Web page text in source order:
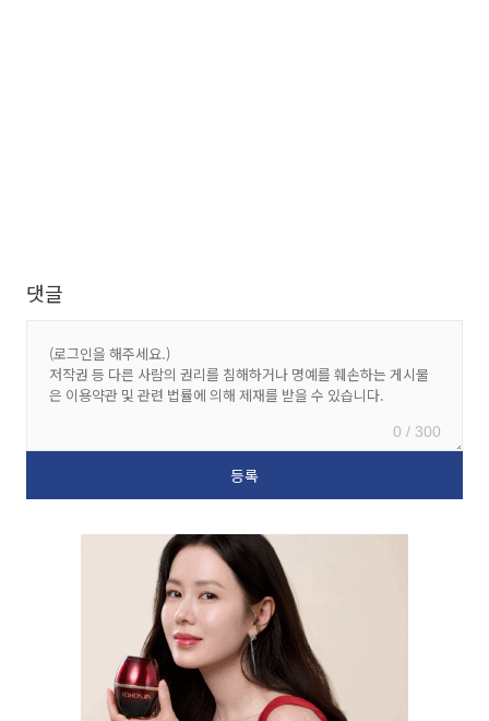
댓글
0 / 300